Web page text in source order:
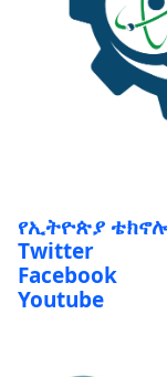
የኢትዮጵያ
Twitter
Facebook
Youtube